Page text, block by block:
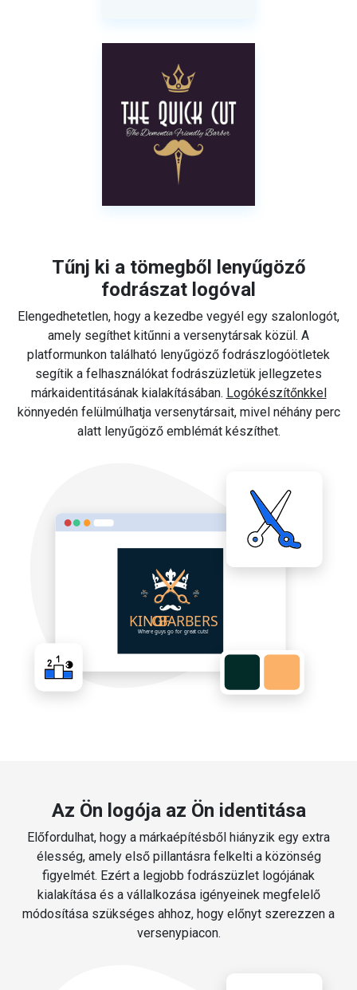
Tűnj ki a tömegből lenyűgöző
fodrászat logóval
Elengedhetetlen, hogy a kezedbe vegyél egy szalonlogót,
amely segíthet kitűnni a versenytársak közül. A
platformunkon található lenyűgöző fodrászlogóötletek
segítik a felhasználókat fodrászüzletük jellegzetes
márkaidentitásának kialakításában. Logókészítőnkkel
könnyedén felülmúlhatja versenytársait, mivel néhány perc
alatt lenyűgöző emblémát készíthet.
Az Ön logója az Ön identitása
Előfordulhat, hogy a márkaépítésből hiányzik egy extra
élesség, amely első pillantásra felkelti a közönség
figyelmét. Ezért a legjobb fodrászüzlet logójának
kialakítása és a vállalkozása igényeinek megfelelő
módosítása szükséges ahhoz, hogy előnyt szerezzen a
versenypiacon.